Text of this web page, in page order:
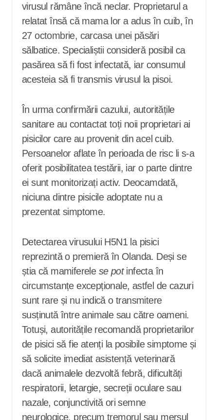
virusul rămâne încă neclar. Proprietarul a
relatat însă că mama lor a adus în cuib, în
27 octombrie, carcasa unei păsări
sălbatice. Specialiștii consideră posibil ca
pasărea să fi fost infectată, iar consumul
acesteia să fi transmis virusul la pisoi.
În urma confirmării cazului, autoritățile
sanitare au contactat toți noii proprietari ai
pisicilor care au provenit din acel cuib.
Persoanelor aflate în perioada de risc li s-a
oferit posibilitatea testării, iar o parte dintre
ei sunt monitorizați activ. Deocamdată,
niciuna dintre pisicile adoptate nu a
prezentat simptome.
Detectarea virusului H5N1 la pisici
reprezintă o premieră în Olanda. Deși se
știa că mamiferele se potinfecta în
circumstanțe excepționale, astfel de cazuri
sunt rare și nu indică o transmitere
susținută între animale sau către oameni.
Totuși, autoritățile recomandă proprietarilor
de pisici să fie atenți la posibile simptome și
să solicite imediat asistență veterinară
dacă animalele dezvoltă febră, dificultăți
respiratorii, letargie, secreții oculare sau
nazale, conjunctivită ori semne
neurologice, precum tremorul sau mersul